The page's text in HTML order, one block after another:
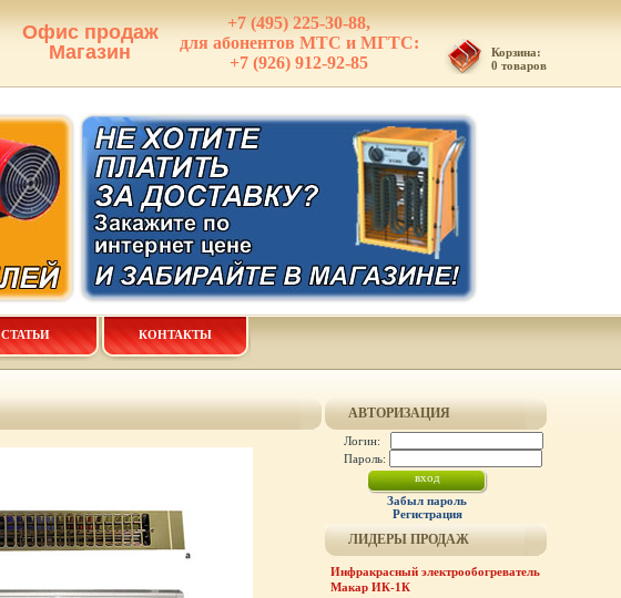
Офис продаж
Магазин
+7 (495) 225-30-88,
для абонентов МТС и МГТС:
+7 (926) 912-92-85
Корзина:
0 товаров
СТАТЬИ КОНТАКТЫ
АВТОРИЗАЦИЯ
Логин:
Пароль:
Забыл пароль
Регистрация
ЛИДЕРЫ ПРОДАЖ
Инфракрасный электрообогреватель
Макар ИК-1К